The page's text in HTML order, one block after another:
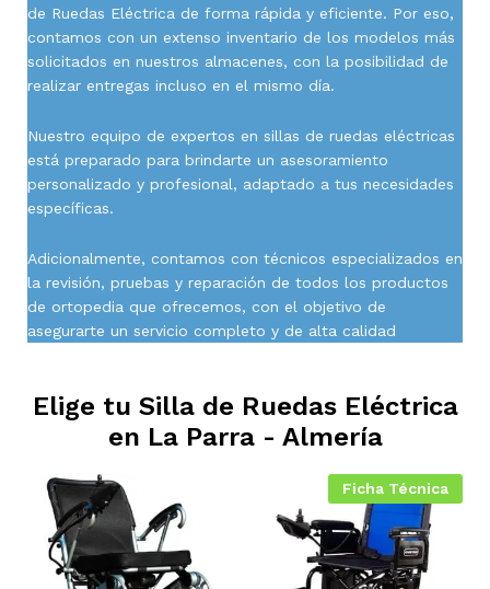
de Ruedas Eléctrica de forma rápida y eficiente. Por eso,
contamos con un extenso inventario de los modelos más
solicitados en nuestros almacenes, con la posibilidad de
realizar entregas incluso en el mismo día.
Nuestro equipo de expertos en sillas de ruedas eléctricas
está preparado para brindarte un asesoramiento
personalizado y profesional, adaptado a tus necesidades
específicas.
Adicionalmente, contamos con técnicos especializados en
la revisión, pruebas y reparación de todos los productos
de ortopedia que ofrecemos, con el objetivo de
asegurarte un servicio completo y de alta calidad
Elige tu Silla de Ruedas Eléctrica
en La Parra - Almería
Ficha Técnica